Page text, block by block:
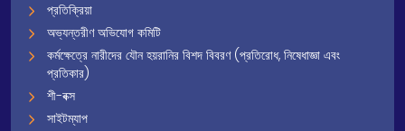
প্রতিক্রিয়া
অভ্যন্তরীণ অভিযোগ কমিটি
কর্মক্ষেত্রে নারীদের যৌন হয়রানির বিশদ বিবরণ (প্রতিরোধ, নিষেধাজ্ঞা এবং
প্রতিকার)
শী-বক্স
সাইটম্যাপ